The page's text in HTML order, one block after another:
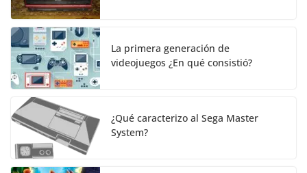
La primera generación de
videojuegos ¿En qué consistió?
¿Qué caracterizo al Sega Master
System?